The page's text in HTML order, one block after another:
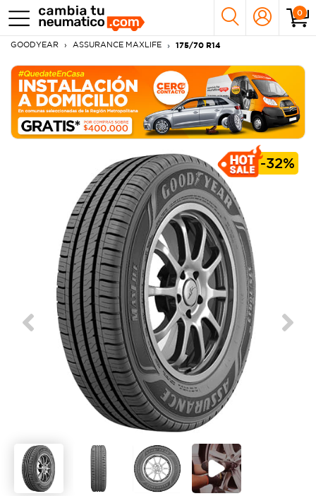
0
GOODYEAR ASSURANCE MAXLIFE 175/70 R14
-32%
Previous Next